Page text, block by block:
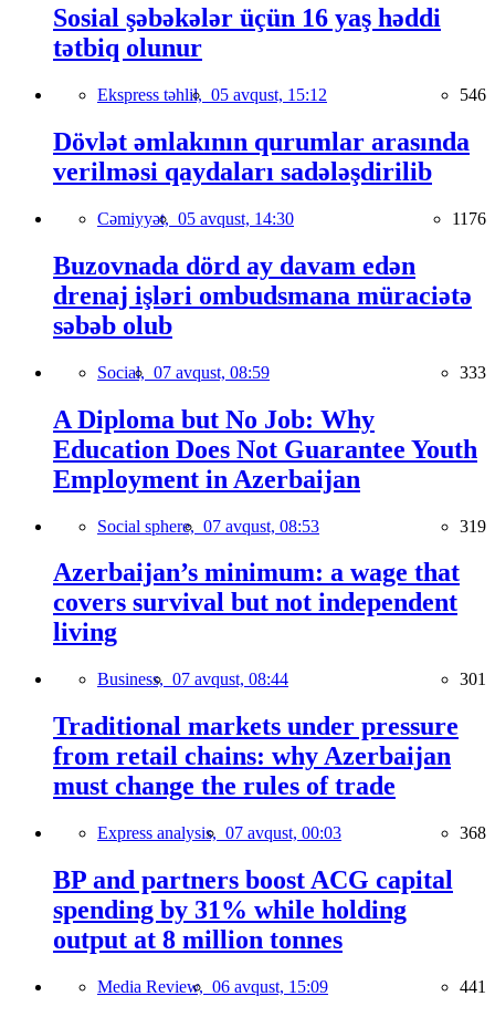
Sosial şəbəkələr üçün 16 yaş həddi
tətbiq olunur
Ekspress təhlil, 05 avqust, 15:12 546
Dövlət əmlakının qurumlar arasında
verilməsi qaydaları sadələşdirilib
Cəmiyyət, 05 avqust, 14:30 1176
Buzovnada dörd ay davam edən
drenaj işləri ombudsmana müraciətə
səbəb olub
Social, 07 avqust, 08:59 333
A Diploma but No Job: Why
Education Does Not Guarantee Youth
Employment in Azerbaijan
Social sphere, 07 avqust, 08:53 319
Azerbaijan’s minimum: a wage that
covers survival but not independent
living
Business, 07 avqust, 08:44 301
Traditional markets under pressure
from retail chains: why Azerbaijan
must change the rules of trade
Express analysis, 07 avqust, 00:03 368
BP and partners boost ACG capital
spending by 31% while holding
output at 8 million tonnes
Media Review, 06 avqust, 15:09 441